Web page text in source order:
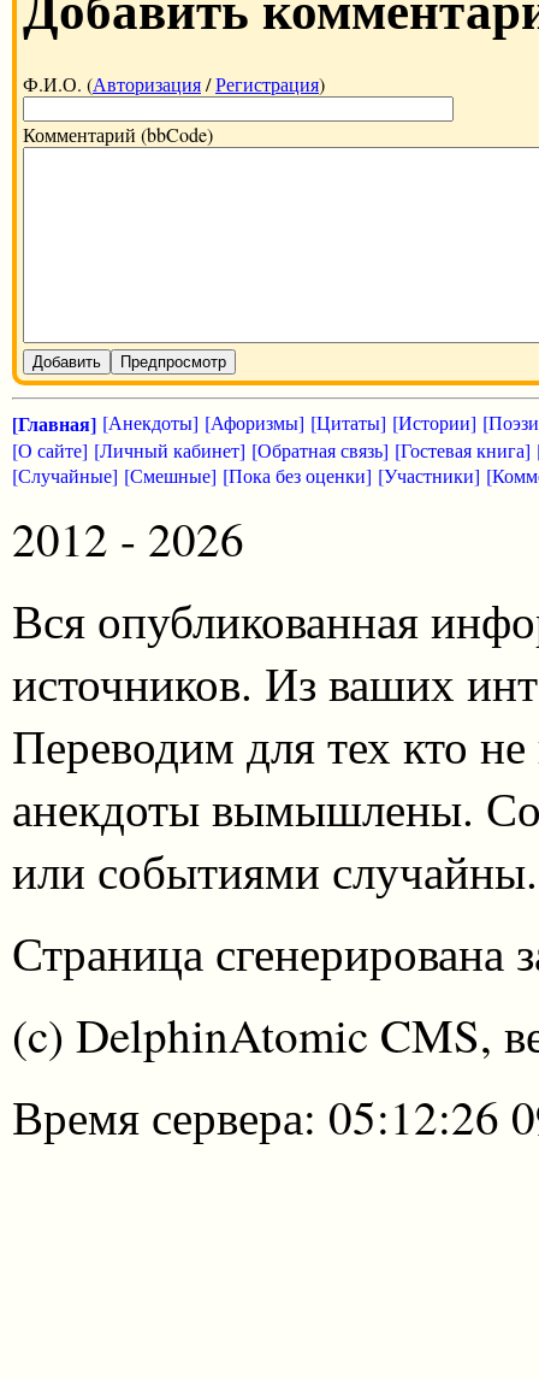
Ф.И.О. (Авторизация/Регистрация)
Комментарий (bbCode)
Добавить Предпросмотр
[Главная] [Анекдоты] [Афоризмы] [Цитаты] [Истории]
[О сайте] [Личный кабинет] [Обратная связь] [Гостевая книга]
[Случайные] [Смешные] [Пока без оценки] [Участники]
2012 - 2026
Вся опубликованная
источников. Из ваших
Переводим для тех кто
анекдоты вымышлены.
или событиями случайны.
Страница сгенерирована
(c) DelphinAtomic CMS,
Время сервера: 05:12:26